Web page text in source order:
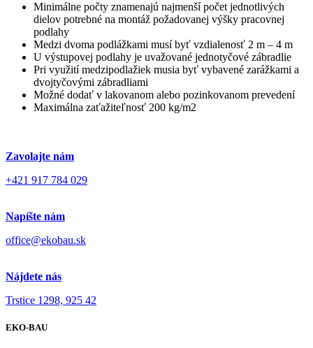
Minimálne počty znamenajú najmenší počet jednotlivých
dielov potrebné na montáž požadovanej výšky pracovnej
podlahy
Medzi dvoma podlážkami musí byť vzdialenosť 2 m – 4 m
U výstupovej podlahy je uvažované jednotyčové zábradlie
Pri využití medzipodlažiek musia byť vybavené zarážkami a
dvojtyčovými zábradliami
Možné dodať v lakovanom alebo pozinkovanom prevedení
Maximálna zaťažiteľnosť 200 kg/m2
Zavolajte nám
+421 917 784 029
Napíšte nám
office@ekobau.sk
Nájdete nás
Trstice 1298, 925 42
EKO-BAU